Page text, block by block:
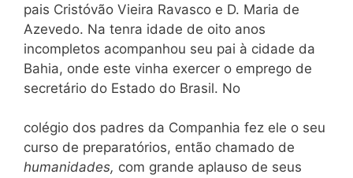
pais Cristóvão Vieira Ravasco e D. Maria de
Azevedo. Na tenra idade de oito anos
incompletos acompanhou seu pai à cidade da
Bahia, onde este vinha exercer o emprego de
secretário do Estado do Brasil. No
colégio dos padres da Companhia fez ele o seu
curso de preparatórios, então chamado de
humanidades, com grande aplauso de seus